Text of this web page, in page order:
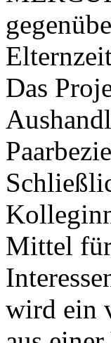
Das
Mittel
wird ein